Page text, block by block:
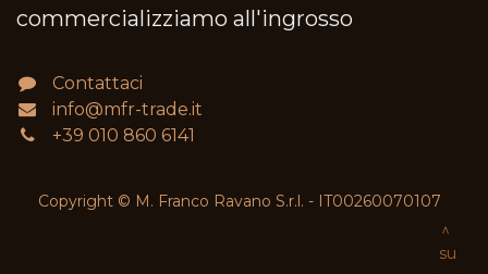
commercializziamo all'ingrosso
Contattaci
info@mfr-trade.it
+39 010 860 6141
Copyright © M. Franco Ravano S.r.l. - IT00260070107
^
su